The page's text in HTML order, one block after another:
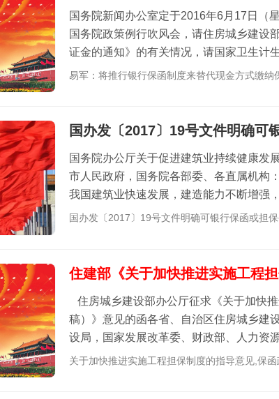
国务院新闻办公室定于2016年6月17日（
国务院政策例行吹风会，请住房城乡建设
证金的通知》的有关情况，请国家卫生计
应用的有关情况，并答记者问。中国国际
易军：将推行银行保函制度来替代现金方式缴纳
国办发〔2017〕19号文件明确可
国务院办公厅关于促进建筑业持续健康发
市人民政府，国务院各部委、各直属机构
我国建筑业快速发展，建造能力不断增强
力，带动了大量关联产业，对经济社会发
国办发〔2017〕19号文件明确可银行保函或担
住建部《关于加快推进实施工程
住房城乡建设部办公厅征求《关于加快推进实
稿）》意见的函各省、自治区住房城乡建
设局，国家发展改革委、财政部、人力
党的十九大和十九届二中、三中全...
关于加快推进实施工程担保制度的指导意见,保函